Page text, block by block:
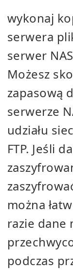
wykonaj
serwera
serwer
Możesz
zapasową
serwerze
udziału
FTP. Jeśli
można
razie dane
podczas